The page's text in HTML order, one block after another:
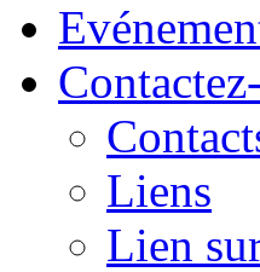
Liens
Lien